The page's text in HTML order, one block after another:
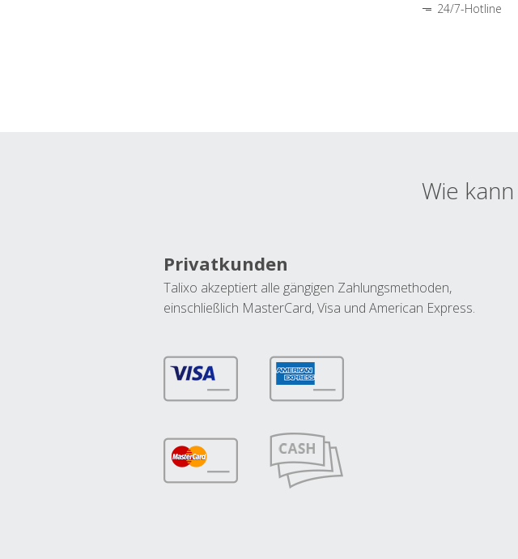
24/7-Hotline
Wie
Privatkunden
Talixo akzeptiert alle gängigen Zahlungsmethoden,
einschließlich MasterCard, Visa und American Express.